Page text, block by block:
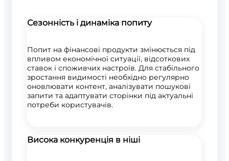
Сезонність і динаміка попиту
Попит на фінансові продукти змінюється під
впливом економічної ситуації, відсоткових
ставок і споживчих настроїв. Для стабільного
зростання видимості необхідно регулярно
оновлювати контент, аналізувати пошукові
запити та адаптувати сторінки під актуальні
потреби користувачів.
Висока конкуренція в ніші